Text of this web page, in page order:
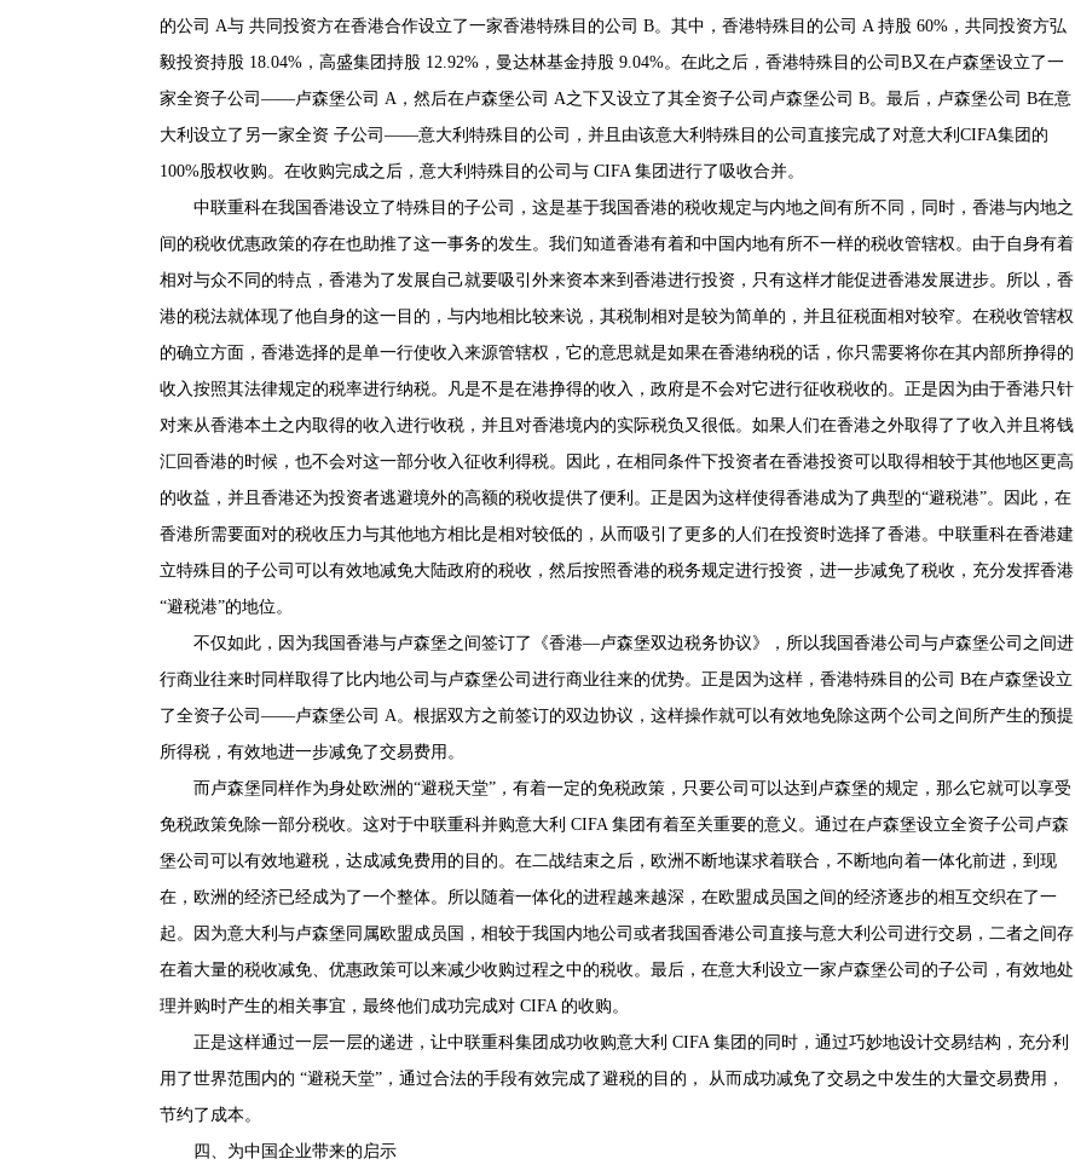
的公司 A与 共同投资方在香港合作设立了一家香港特殊目的公司 B。其中，香港特殊目的公司 A 持股 60%，共同投资方弘
毅投资持股 18.04%，高盛集团持股 12.92%，曼达林基金持股 9.04%。在此之后，香港特殊目的公司B又在卢森堡设立了一
家全资子公司——卢森堡公司 A，然后在卢森堡公司 A之下又设立了其全资子公司卢森堡公司 B。最后，卢森堡公司 B在意
大利设立了另一家全资 子公司——意大利特殊目的公司，并且由该意大利特殊目的公司直接完成了对意大利CIFA集团的
100%股权收购。在收购完成之后，意大利特殊目的公司与 CIFA 集团进行了吸收合并。
中联重科在我国香港设立了特殊目的子公司，这是基于我国香港的税收规定与内地之间有所不同，同时，香港与内地之
间的税收优惠政策的存在也助推了这一事务的发生。我们知道香港有着和中国内地有所不一样的税收管辖权。由于自身有着
相对与众不同的特点，香港为了发展自己就要吸引外来资本来到香港进行投资，只有这样才能促进香港发展进步。所以，香
港的税法就体现了他自身的这一目的，与内地相比较来说，其税制相对是较为简单的，并且征税面相对较窄。在税收管辖权
的确立方面，香港选择的是单一行使收入来源管辖权，它的意思就是如果在香港纳税的话，你只需要将你在其内部所挣得的
收入按照其法律规定的税率进行纳税。凡是不是在港挣得的收入，政府是不会对它进行征收税收的。正是因为由于香港只针
对来从香港本土之内取得的收入进行收税，并且对香港境内的实际税负又很低。如果人们在香港之外取得了了收入并且将钱
汇回香港的时候，也不会对这一部分收入征收利得税。因此，在相同条件下投资者在香港投资可以取得相较于其他地区更高
的收益，并且香港还为投资者逃避境外的高额的税收提供了便利。正是因为这样使得香港成为了典型的“避税港”。因此，在
香港所需要面对的税收压力与其他地方相比是相对较低的，从而吸引了更多的人们在投资时选择了香港。中联重科在香港建
立特殊目的子公司可以有效地减免大陆政府的税收，然后按照香港的税务规定进行投资，进一步减免了税收，充分发挥香港
“避税港”的地位。
不仅如此，因为我国香港与卢森堡之间签订了《香港—卢森堡双边税务协议》，所以我国香港公司与卢森堡公司之间进
行商业往来时同样取得了比内地公司与卢森堡公司进行商业往来的优势。正是因为这样，香港特殊目的公司 B在卢森堡设立
了全资子公司——卢森堡公司 A。根据双方之前签订的双边协议，这样操作就可以有效地免除这两个公司之间所产生的预提
所得税，有效地进一步减免了交易费用。
而卢森堡同样作为身处欧洲的“避税天堂”，有着一定的免税政策，只要公司可以达到卢森堡的规定，那么它就可以享受
免税政策免除一部分税收。这对于中联重科并购意大利 CIFA 集团有着至关重要的意义。通过在卢森堡设立全资子公司卢森
堡公司可以有效地避税，达成减免费用的目的。在二战结束之后，欧洲不断地谋求着联合，不断地向着一体化前进，到现
在，欧洲的经济已经成为了一个整体。所以随着一体化的进程越来越深，在欧盟成员国之间的经济逐步的相互交织在了一
起。因为意大利与卢森堡同属欧盟成员国，相较于我国内地公司或者我国香港公司直接与意大利公司进行交易，二者之间存
在着大量的税收减免、优惠政策可以来减少收购过程之中的税收。最后，在意大利设立一家卢森堡公司的子公司，有效地处
理并购时产生的相关事宜，最终他们成功完成对 CIFA 的收购。
正是这样通过一层一层的递进，让中联重科集团成功收购意大利 CIFA 集团的同时，通过巧妙地设计交易结构，充分利
用了世界范围内的 “避税天堂”，通过合法的手段有效完成了避税的目的， 从而成功减免了交易之中发生的大量交易费用，
节约了成本。
四、为中国企业带来的启示